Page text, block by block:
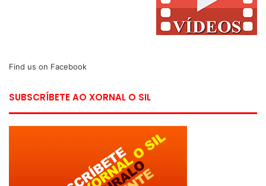
Find us on Facebook
SUBSCRÍBETE AO XORNAL O SIL